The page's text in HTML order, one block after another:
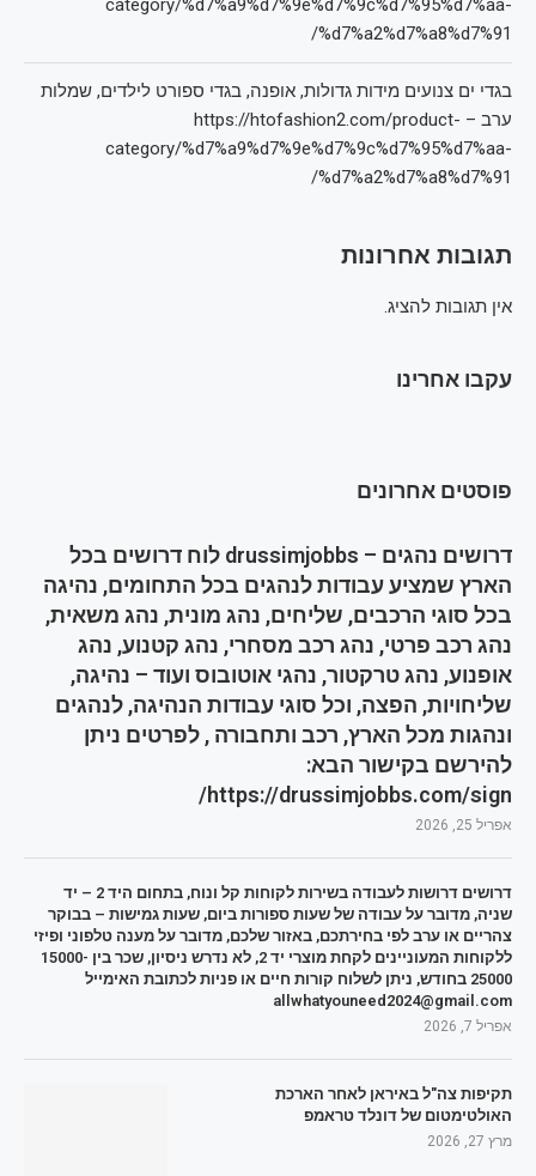
category/%d7%a9%d7%9e%d7%9c%d7%95%d7%aa-
%d7%a2%d7%a8%d7%91/
בגדי ים צנועים מידות גדולות, אופנה, בגדי ספורט לילדים, שמלות
ערב – https://htofashion2.com/product-
category/%d7%a9%d7%9e%d7%9c%d7%95%d7%aa-
%d7%a2%d7%a8%d7%91/
תגובות אחרונות
אין תגובות להציג.
עקבו אחרינו
פוסטים אחרונים
דרושים נהגים – drussimjobbs לוח דרושים בכל
הארץ שמציע עבודות לנהגים בכל התחומים, נהיגה
בכל סוגי הרכבים, שליחים, נהג מונית, נהג משאית,
נהג רכב פרטי, נהג רכב מסחרי, נהג קטנוע, נהג
אופנוע, נהג טרקטור, נהגי אוטובוס ועוד – נהיגה,
שליחויות, הפצה, וכל סוגי עבודות הנהיגה, לנהגים
ונהגות מכל הארץ, רכב ותחבורה , לפרטים ניתן
להירשם בקישור הבא:
https://drussimjobbs.com/sign/
אפריל 25, 2026
דרושים דרושות לעבודה בשירות לקוחות קל ונוח, בתחום היד 2 – יד
שניה, מדובר על עבודה של שעות ספורות ביום, שעות גמישות – בבוקר
צהריים או ערב לפי בחירתכם, באזור שלכם, מדובר על מענה טלפוני ופיזי
ללקוחות המעוניינים לקחת מוצרי יד 2, לא נדרש ניסיון, שכר בין 15000-
25000 בחודש, ניתן לשלוח קורות חיים או פניות לכתובת האימייל
allwhatyouneed2024@gmail.com
אפריל 7, 2026
תקיפות צה"ל באיראן לאחר הארכת
האולטימטום של דונלד טראמפ
מרץ 27, 2026